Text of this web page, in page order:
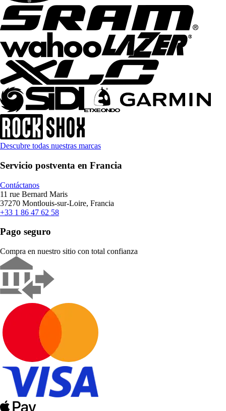
Descubre todas nuestras marcas
Servicio postventa en Francia
Contáctanos
11 rue Bernard Maris
37270 Montlouis-sur-Loire, Francia
+33 1 86 47 62 58
Pago seguro
Compra en nuestro sitio con total confianza